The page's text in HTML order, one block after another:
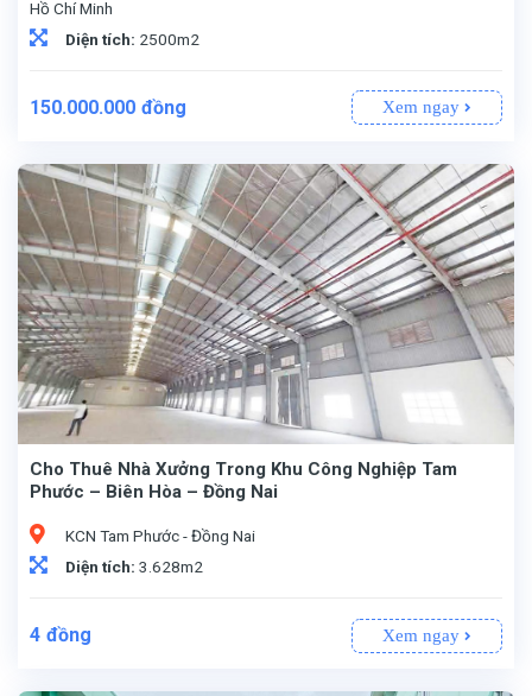
Hồ Chí Minh
Diện tích: 2500m2
150.000.000 đồng Xem ngay
Cho Thuê Nhà Xưởng Trong Khu Công Nghiệp Tam
Phước – Biên Hòa – Đồng Nai
KCN Tam Phước - Đồng Nai
Diện tích: 3.628m2
4 đồng Xem ngay